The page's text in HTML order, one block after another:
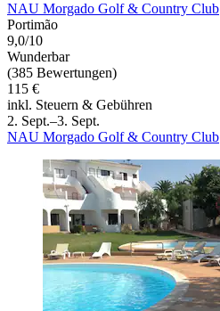
NAU Morgado Golf & Country Club
Portimão
9,0/10
Wunderbar
(385 Bewertungen)
115 €
inkl. Steuern & Gebühren
2. Sept.–3. Sept.
NAU Morgado Golf & Country Club